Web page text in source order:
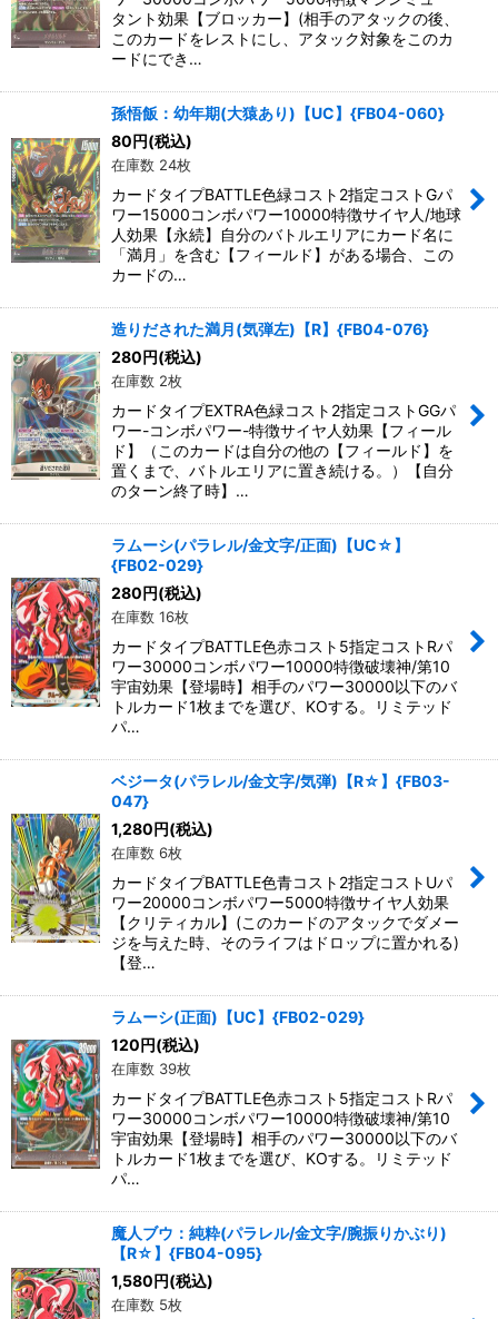
タント効果【ブロッカー】(相手のアタックの後、
このカードをレストにし、アタック対象をこのカ
ードにでき…
孫悟飯：幼年期(大猿あり)【UC】{FB04-060}
80 円(税込)
在庫数 24枚
カードタイプBATTLE色緑コスト2指定コストGパ
ワー15000コンボパワー10000特徴サイヤ人/地球
人効果【永続】自分のバトルエリアにカード名に
「満月」を含む【フィールド】がある場合、この
カードの…
造りだされた満月(気弾左)【R】{FB04-076}
280 円(税込)
在庫数 2枚
カードタイプEXTRA色緑コスト2指定コストGGパ
ワー-コンボパワー-特徴サイヤ人効果【フィール
ド】（このカードは自分の他の【フィールド】を
置くまで、バトルエリアに置き続ける。）【自分
のターン終了時】…
ラムーシ(パラレル/金文字/正面)【UC☆】
{FB02-029}
280 円(税込)
在庫数 16枚
カードタイプBATTLE色赤コスト5指定コストRパ
ワー30000コンボパワー10000特徴破壊神/第10
宇宙効果【登場時】相手のパワー30000以下のバ
トルカード1枚までを選び、KOする。リミテッド
パ…
ベジータ(パラレル/金文字/気弾)【R☆】{FB03-
047}
1,280 円(税込)
在庫数 6枚
カードタイプBATTLE色青コスト2指定コストUパ
ワー20000コンボパワー5000特徴サイヤ人効果
【クリティカル】(このカードのアタックでダメー
ジを与えた時、そのライフはドロップに置かれる)
【登…
ラムーシ(正面)【UC】{FB02-029}
120 円(税込)
在庫数 39枚
カードタイプBATTLE色赤コスト5指定コストRパ
ワー30000コンボパワー10000特徴破壊神/第10
宇宙効果【登場時】相手のパワー30000以下のバ
トルカード1枚までを選び、KOする。リミテッド
パ…
魔人ブウ：純粋(パラレル/金文字/腕振りかぶり)
【R☆】{FB04-095}
1,580 円(税込)
在庫数 5枚